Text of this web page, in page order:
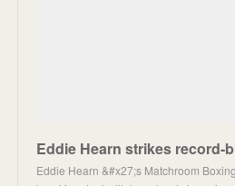
Eddie Hearn &#x27;s Matchroom